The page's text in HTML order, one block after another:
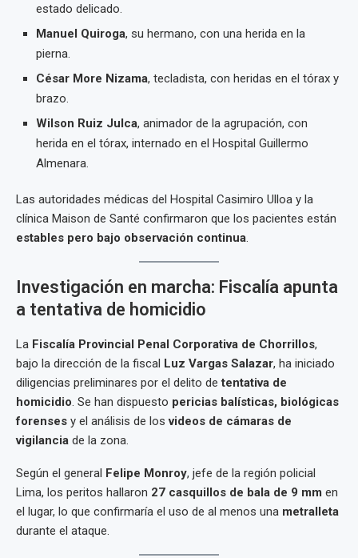
estado delicado.
Manuel Quiroga, su hermano, con una herida en la
pierna.
César More Nizama, tecladista, con heridas en el tórax y
brazo.
Wilson Ruiz Julca, animador de la agrupación, con
herida en el tórax, internado en el Hospital Guillermo
Almenara.
Las autoridades médicas del Hospital Casimiro Ulloa y la
clínica Maison de Santé confirmaron que los pacientes están
estables pero bajo observación continua.
Investigación en marcha: Fiscalía apunta
a tentativa de homicidio
La Fiscalía Provincial Penal Corporativa de Chorrillos,
bajo la dirección de la fiscal Luz Vargas Salazar, ha iniciado
diligencias preliminares por el delito detentativa de
homicidio. Se han dispuesto pericias balísticas, biológicas
forenses y el análisis de losvideos de cámaras de
vigilancia de la zona.
Según el general Felipe Monroy, jefe de la región policial
Lima, los peritos hallaron 27 casquillos de bala de 9 mm en
el lugar, lo que confirmaría el uso de al menos una metralleta
durante el ataque.